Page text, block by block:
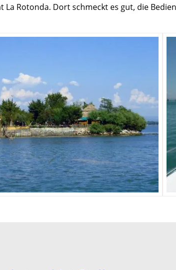
La Rotonda. Dort schmeckt es gut, die